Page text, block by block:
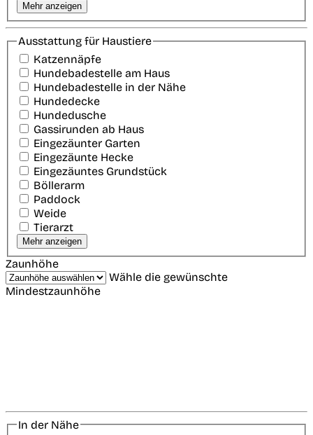
Mehr anzeigen
Ausstattung für Haustiere
Katzennäpfe
Hundebadestelle am Haus
Hundebadestelle in der Nähe
Hundedecke
Hundedusche
Gassirunden ab Haus
Eingezäunter Garten
Eingezäunte Hecke
Eingezäuntes Grundstück
Böllerarm
Paddock
Weide
Tierarzt
Mehr anzeigen
Zaunhöhe
Wähle die gewünschte
Mindestzaunhöhe
In der Nähe